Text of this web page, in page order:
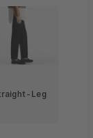
Leg